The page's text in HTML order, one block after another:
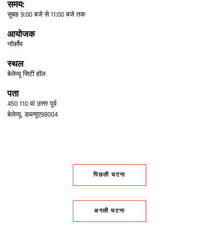
समय:
सुबह 9:00 बजे से 11:00 बजे तक
आयोजक
नॉर्कॉम
स्थल
बेलेव्यू सिटी हॉल
पता
450 110 वां उत्तर पूर्व
बेलेव्यू, डब्ल्यूए98004
पिछली घटना
अगली घटना